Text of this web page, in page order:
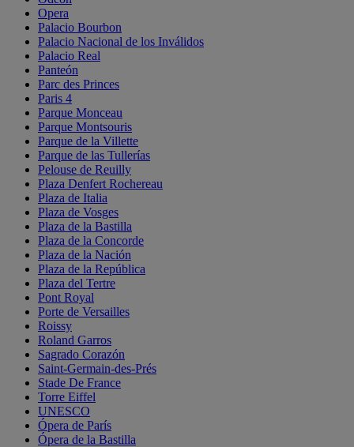
Opera
Palacio Bourbon
Palacio Nacional de los Inválidos
Palacio Real
Panteón
Parc des Princes
Paris 4
Parque Monceau
Parque Montsouris
Parque de la Villette
Parque de las Tullerías
Pelouse de Reuilly
Plaza Denfert Rochereau
Plaza de Italia
Plaza de Vosges
Plaza de la Bastilla
Plaza de la Concorde
Plaza de la Nación
Plaza de la República
Plaza del Tertre
Pont Royal
Porte de Versailles
Roissy
Roland Garros
Sagrado Corazón
Saint-Germain-des-Prés
Stade De France
Torre Eiffel
UNESCO
Ópera de París
Ópera de la Bastilla